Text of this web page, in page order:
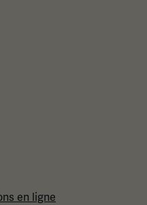
en ligne